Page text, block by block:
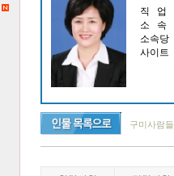
직 업
소 속
소속당
사이트
구미사람